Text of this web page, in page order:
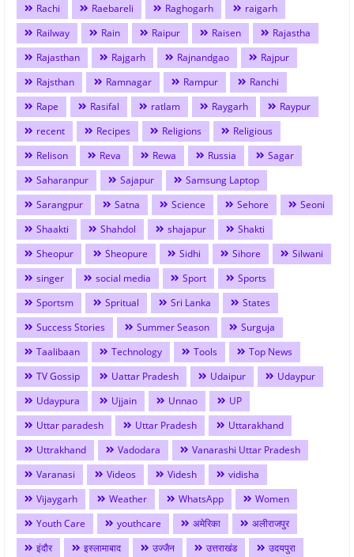
Rachi
Raebareli Raghogarh
raigarh
Railway
Rain Raipur Raisen
Rajastha
Rajasthan
Rajgarh Rajnandgao
Rajpur
Rajsthan
Ramnagar Rampur
Ranchi
Rape
Rasifal ratlam Raygarh
Raypur
recent
Recipes Religions
Religious
Relison
Reva Rewa Russia
Sagar
Saharanpur
Sajapur
Samsung Laptop
Sarangpur
Satna Science Sehore
Seoni
Shaakti
Shahdol shajapur
Shakti
Sheopur
Sheopure Sidhi Sihore
Silwani
singer
social media Sport
Sports
Sportsm
Spritual Sri Lanka
States
Success Stories
Summer Season
Surguja
Taalibaan
Technology Tools
Top News
TV Gossip
Uattar Pradesh Udaipur
Udaypur
Udaypura
Ujjain Unnao
UP
Uttar paradesh
Uttar Pradesh
Uttarakhand
Uttrakhand
Vadodara
Vanarashi Uttar Pradesh
Varanasi
Videos Videsh
vidisha
Vijaygarh
Weather WhatsApp
Women
Youth Care
youthcare अमेरिका
अलीराजपुर
इंदौर
इस्लामाबाद उज्जैन उत्तराखंड
उदयपुरा